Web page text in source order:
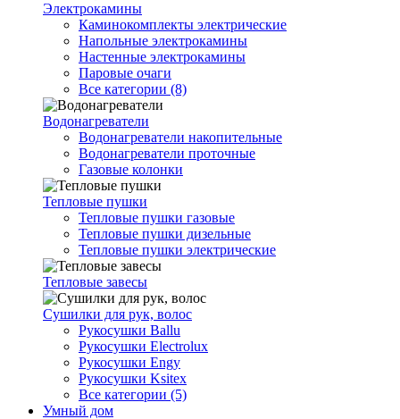
Электрокамины
Каминокомплекты электрические
Напольные электрокамины
Настенные электрокамины
Паровые очаги
Все категории (8)
Водонагреватели
Водонагреватели накопительные
Водонагреватели проточные
Газовые колонки
Тепловые пушки
Тепловые пушки газовые
Тепловые пушки дизельные
Тепловые пушки электрические
Тепловые завесы
Сушилки для рук, волоc
Рукосушки Ballu
Рукосушки Electrolux
Рукосушки Engy
Рукосушки Ksitex
Все категории (5)
Умный дом